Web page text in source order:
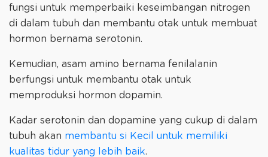
fungsi untuk memperbaiki keseimbangan nitrogen
di dalam tubuh dan membantu otak untuk membuat
hormon bernama serotonin.
Kemudian, asam amino bernama fenilalanin
berfungsi untuk membantu otak untuk
memproduksi hormon dopamin.
Kadar serotonin dan dopamine yang cukup di dalam
tubuh akan membantu si Kecil untuk memiliki
kualitas tidur yang lebih baik.